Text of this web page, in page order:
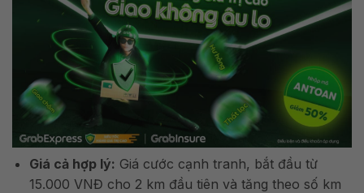
Giá cả hợp lý: Giá cước cạnh tranh, bắt đầu từ
15.000 VNĐ cho 2 km đầu tiên và tăng theo số km